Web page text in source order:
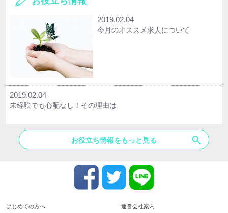
2019.02.04
今月のオススメ求人について
2019.02.04
未経験でも心配なし！その理由は
お役立ち情報をもっと見る search
はじめての方へ 運営会社案内